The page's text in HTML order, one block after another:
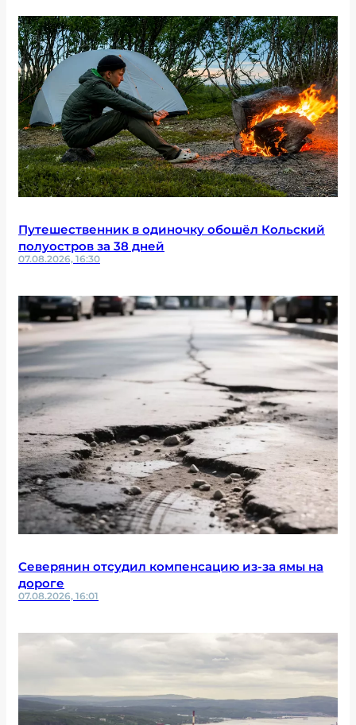
Путешественник в одиночку обошёл Кольский
полуостров за 38 дней
07.08.2026, 16:30
Северянин отсудил компенсацию из-за ямы на
дороге
07.08.2026, 16:01